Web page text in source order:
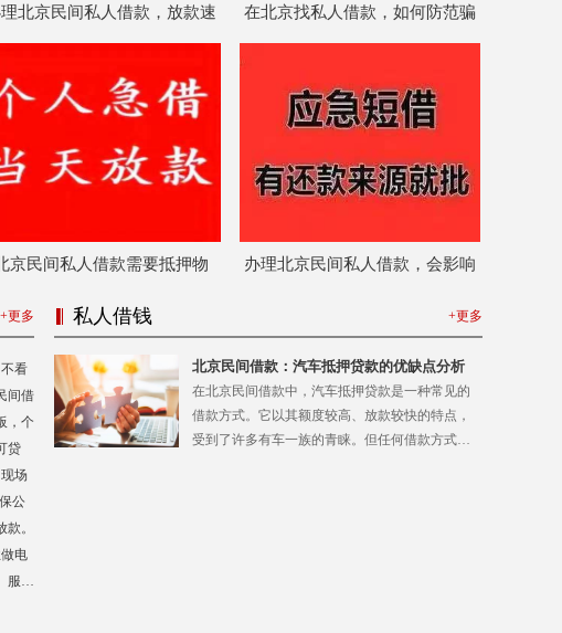
北京民间私人借款，放款速
在北京找私人借款，如何防范骗
京民间私人借款需要抵押物
办理北京民间私人借款，会影响
+更多
看
间借
，个
贷
场
公
。
电
服装
，
私人借钱 +更多
北京民间借款：汽车抵押贷款的优缺点分析
在北京民间借款中，汽车抵押贷款是一种常见的
借款方式。它以其额度较高、放款较快的特点，
受到了许多有车一族的青睐。但任何借款方式都